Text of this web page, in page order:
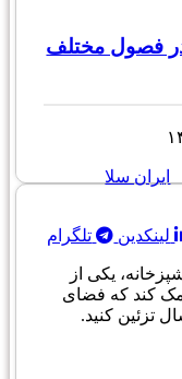
در فصول مختلف
ایران سلا
لینکدین تلگرام
یکی از
کند که فضای
تزئین کنید.